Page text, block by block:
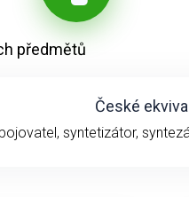
předmětů
České
syntetizátor,